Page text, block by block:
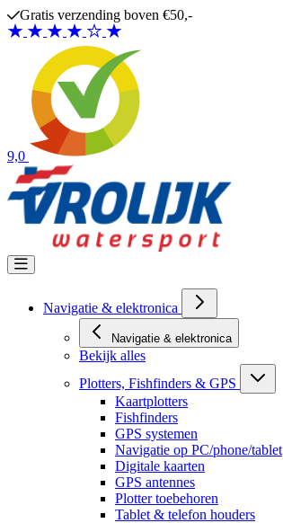
Ga naar de inhoud
Gratis verzending boven €50,-
9,0
Navigatie & elektronica
Navigatie & elektronica
Bekijk alles
Plotters, Fishfinders & GPS
Kaartplotters
Fishfinders
GPS systemen
Navigatie op PC/phone/tablet
Digitale kaarten
GPS antennes
Plotter toebehoren
Tablet & telefon houders